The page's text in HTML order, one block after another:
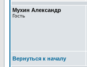
Мухин Александр
Гость
Вернуться к началу